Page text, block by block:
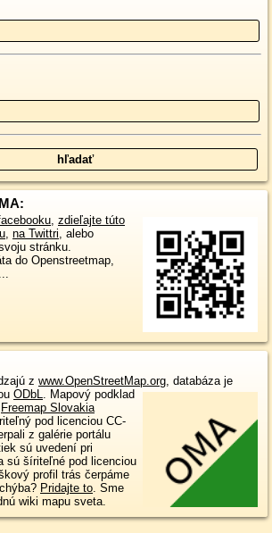
, zdieľajte túto
, na Twittri, alebo
stránku.
do Openstreetmap,
z www.OpenStreetMap.org, databáza je
ODbL. Mapový podklad
Freemap Slovakia
pod licenciou CC-
z galérie portálu
sú uvedení pri
sú šíriteľné pod licenciou
profil trás čerpáme
Pridajte to. Sme
wiki mapu sveta.